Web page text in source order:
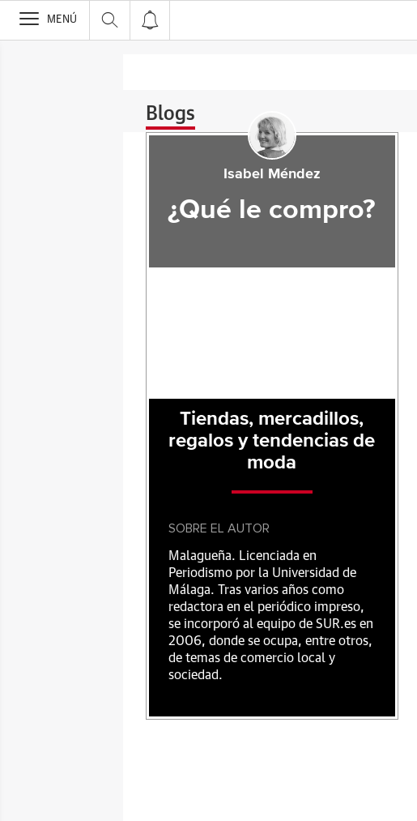
>
MENÚ
Blogs
Isabel Méndez
¿Qué le compro?
Tiendas, mercadillos,
regalos y tendencias de
moda
SOBRE EL AUTOR
Malagueña. Licenciada en
Periodismo por la Universidad de
Málaga. Tras varios años como
redactora en el periódico impreso,
se incorporó al equipo de SUR.es en
2006, donde se ocupa, entre otros,
de temas de comercio local y
sociedad.